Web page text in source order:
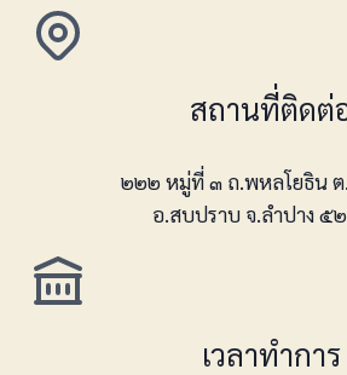
สถานที่ติดต่
๒๒๒ หมู่ที่ ๓ ถ.พหลโยธิน
อ.สบปราบ จ.ลำปาง ๕
เวลาทำการ